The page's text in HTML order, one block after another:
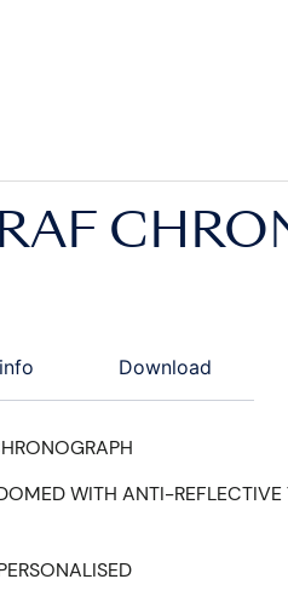
Download
WITH ANTI-